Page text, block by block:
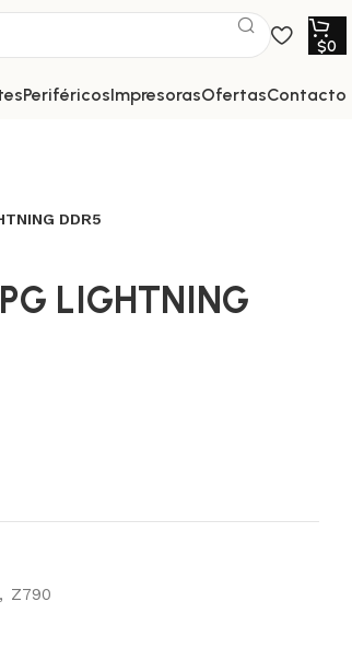
$0
periféricos impresoras ofertas contacto
DDR5
LIGHTNING
, Z790